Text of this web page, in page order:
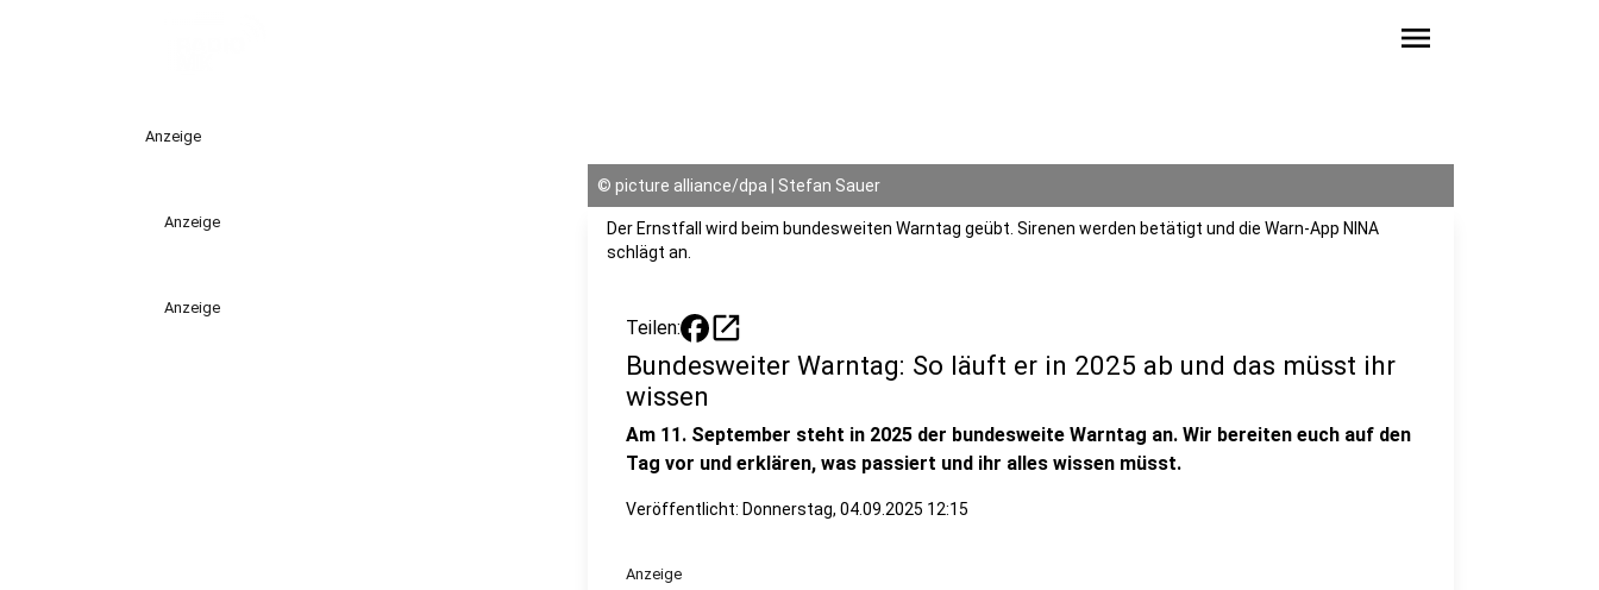
menu
Anzeige
Anzeige
Anzeige
© picture alliance/dpa | Stefan Sauer
Der Ernstfall wird beim bundesweiten Warntag geübt. Sirenen werden betätigt und die Warn-App NINA
schlägt an.
Teilen: open_in_new
Bundesweiter Warntag: So läuft er in 2025 ab und das müsst ihr
wissen
Am 11. September steht in 2025 der bundesweite Warntag an. Wir bereiten euch auf den
Tag vor und erklären, was passiert und ihr alles wissen müsst.
Veröffentlicht: Donnerstag, 04.09.2025 12:15
Anzeige